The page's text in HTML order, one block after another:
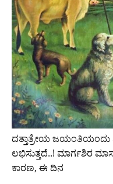
ದತ್ತಾತ್ರೇಯ ಜಯಂತಿಯಂದು
ಲಭಿಸುತ್ತದೆ..! ಮಾರ್ಗಶಿರ
ಕಾರಣ, ಈ ದಿನ